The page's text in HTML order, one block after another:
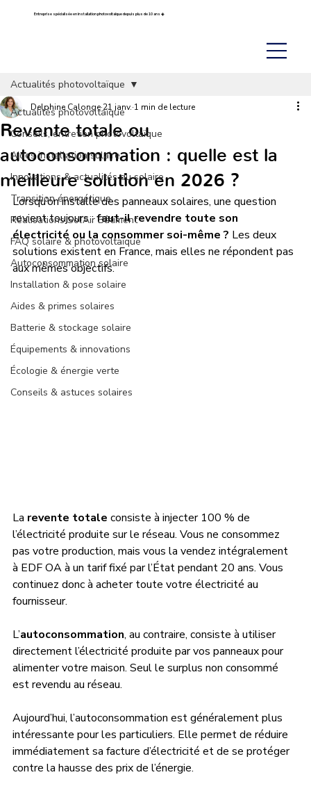
Entreprise spécialisée en installation photovoltaïque depuis plus de 10 ans ☀️
Actualités photovoltaïque
Conseils, entretien photovoltaïque
Aides installation solaire
Innovations & actualités du solaire
Transition énergétique
Réalisations Sol’Air Bâtiment
FAQ solaire & photovoltaïque
Autoconsommation solaire
Installation & pose solaire
Aides & primes solaires
Batterie & stockage solaire
Équipements & innovations
Écologie & énergie verte
Conseils & astuces solaires
Actualités photovoltaïque
Revente totale ou
autoconsommation : quelle est la
meilleure solution en 2026 ?
Delphine Calonge21 janv. 1 min de lecture
Lorsqu’on installe des panneaux solaires, une question
revient toujours : faut-il revendre toute son
électricité ou la consommer soi-même ? Les deux
solutions existent en France, mais elles ne répondent pas
aux mêmes objectifs.
La revente totale consiste à injecter 100 % de
l’électricité produite sur le réseau. Vous ne consommez
pas votre production, mais vous la vendez intégralement
à EDF OA à un tarif fixé par l’État pendant 20 ans. Vous
continuez donc à acheter toute votre électricité au
fournisseur.
L’autoconsommation, au contraire, consiste à utiliser
directement l’électricité produite par vos panneaux pour
alimenter votre maison. Seul le surplus non consommé
est revendu au réseau.
Aujourd’hui, l’autoconsommation est généralement plus
intéressante pour les particuliers. Elle permet de réduire
immédiatement sa facture d’électricité et de se protéger
contre la hausse des prix de l’énergie.